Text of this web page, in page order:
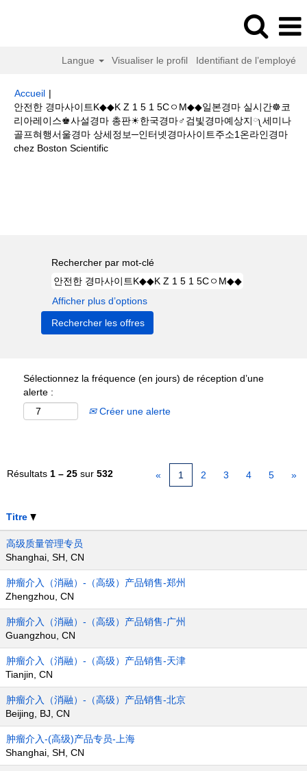
Langue Visualiser le profil Identifiant de l’employé
Accueil |
안전한 경마사이트K◆◆K Z 1 5 1 5CㅇM◆◆일본경마 실시간☸코
리아레이스♚사설경마 총판☀한국경마♂검빛경마예상지༾세미나
골프혀행서울경마 상세정보─인터넷경마사이트주소1온라인경마
chez Boston Scientific(page
Rechercher par mot-clé
Afficher plus d’options
Sélectionnez la fréquence (en jours) de réception d’une
alerte :
Créer une alerte
Résultats 1 – 25 sur 532 « 1 2 3 4 5 »
Titre
高级质量管理专员
Shanghai, SH, CN
肿瘤介入（消融）-（高级）产品销售-郑州
Zhengzhou, CN
肿瘤介入（消融）-（高级）产品销售-广州
Guangzhou, CN
肿瘤介入（消融）-（高级）产品销售-天津
Tianjin, CN
肿瘤介入（消融）-（高级）产品销售-北京
Beijing, BJ, CN
肿瘤介入-(高级)产品专员-上海
Shanghai, SH, CN